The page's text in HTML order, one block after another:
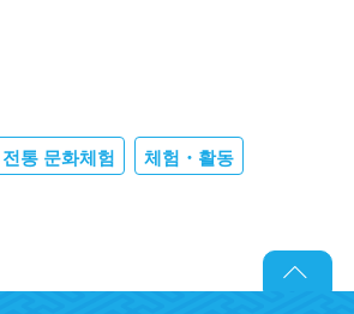
전통 문화체험 체험・활동